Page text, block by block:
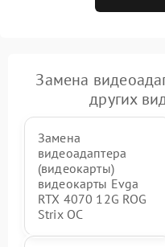
Замена
других
Замена
видеоадаптера
(видеокарты)
видеокарты Evga
RTX 4070 12G ROG
Strix OC